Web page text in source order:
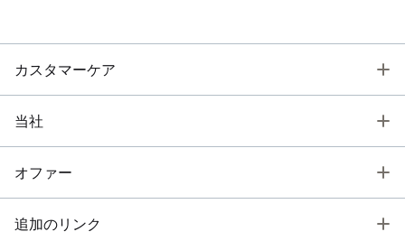
カスタマーケア
当社
オファー
追加のリンク